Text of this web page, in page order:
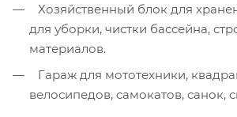
Хозяйственный блок для
для уборки, чистки бассейна,
материалов.
Гараж для мототехники,
велосипедов, самокатов, санок,